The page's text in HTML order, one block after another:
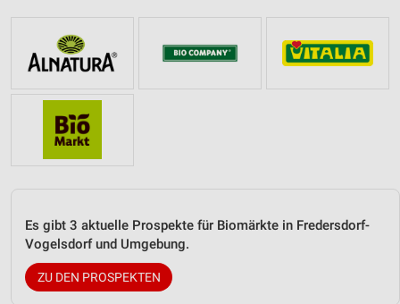
Es gibt 3 aktuelle Prospekte für Biomärkte in Fredersdorf-
Vogelsdorf und Umgebung.
ZU DEN PROSPEKTEN